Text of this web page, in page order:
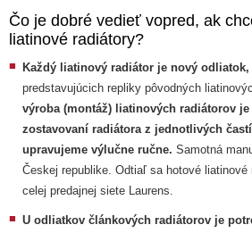
Čo je dobré vedieť vopred, ak
liatinové radiátory?
Každý liatinový radiátor je nový odliatok,
predstavujúcich repliky pôvodných
výroba (montáž) liatinových radiátorov
zostavovaní radiátora z jednotlivých
upravujeme výlučne ručne. Samotná
Českej republike. Odtiaľ sa hotové liatinové
celej predajnej siete Laurens.
U odliatkov článkových radiátorov je